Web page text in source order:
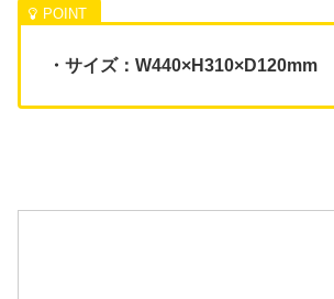
・サイズ：W440×H310×D120mm